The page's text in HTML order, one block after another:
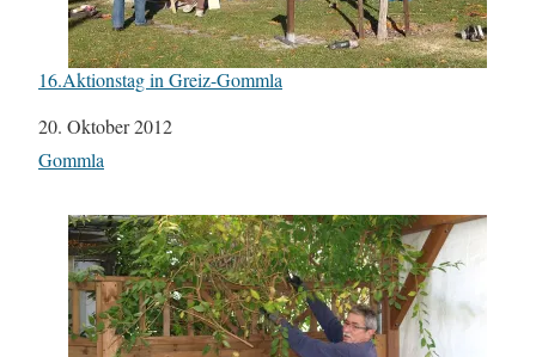
16.Aktionstag in Greiz-Gommla
Datum
20. Oktober 2012
In Bezug auf
Gommla